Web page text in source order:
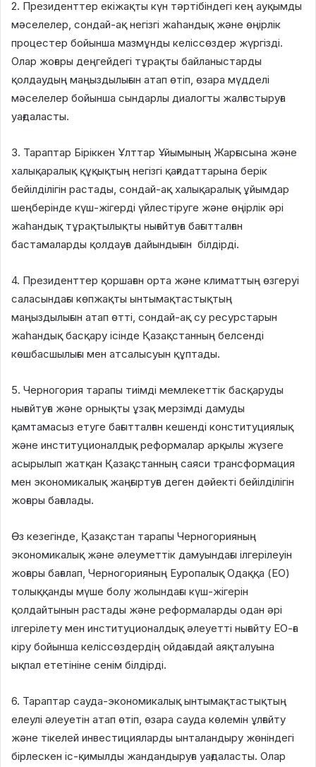
2. Президенттер екіжақты күн тәртібіндегі кең ауқымды
мәселелер, сондай-ақ негізгі жаһандық және өңірлік
процестер бойынша мазмұнды келіссөздер жүргізді.
Олар жоғары деңгейдегі тұрақты байланыстарды
қолдаудың маңыздылығын атап өтіп, өзара мүдделі
мәселелер бойынша сындарлы диалогты жалғастыруға
уағдаласты.
3. Тараптар Біріккен Ұлттар Ұйымының Жарғысына және
халықаралық құқықтың негізгі қағидаттарына берік
бейілділігін растады, сондай-ақ халықаралық ұйымдар
шеңберінде күш-жігерді үйлестіруге және өңірлік әрі
жаһандық тұрақтылықты нығайтуға бағытталған
бастамаларды қолдауға дайындығын білдірді.
4. Президенттер қоршаған орта және климаттың өзгеруі
саласындағы көпжақты ынтымақтастықтың
маңыздылығын атап өтті, сондай-ақ су ресурстарын
жаһандық басқару ісінде Қазақстанның белсенді
көшбасшылығы мен атсалысуын құптады.
5. Черногория тарапы тиімді мемлекеттік басқаруды
нығайтуға және орнықты ұзақ мерзімді дамуды
қамтамасыз етуге бағытталған кешенді конституциялық
және институционалдық реформалар арқылы жүзеге
асырылып жатқан Қазақстанның саяси трансформация
мен экономикалық жаңғыртуға деген дәйекті бейілділігін
жоғары бағалады.
Өз кезегінде, Қазақстан тарапы Черногорияның
экономикалық және әлеуметтік дамуындағы ілгерілеуін
жоғары бағалап, Черногорияның Еуропалық Одаққа (ЕО)
толыққанды мүше болу жолындағы күш-жігерін
қолдайтынын растады және реформаларды одан әрі
ілгерілету мен институционалдық әлеуетті нығайту ЕО-ға
кіру бойынша келіссөздердің ойдағыдай аяқталуына
ықпал ететініне сенім білдірді.
6. Тараптар сауда-экономикалық ынтымақтастықтың
елеулі әлеуетін атап өтіп, өзара сауда көлемін ұлғайту
және тікелей инвестицияларды ынталандыру жөніндегі
бірлескен іс-қимылды жандандыруға уағдаласты. Олар